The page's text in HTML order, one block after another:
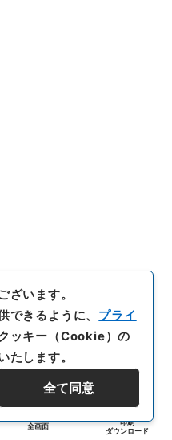
全画面
印刷
ダウンロード
ざいます。
できるように、 プライ
ッキー（Cookie）の
たします。
全て同意